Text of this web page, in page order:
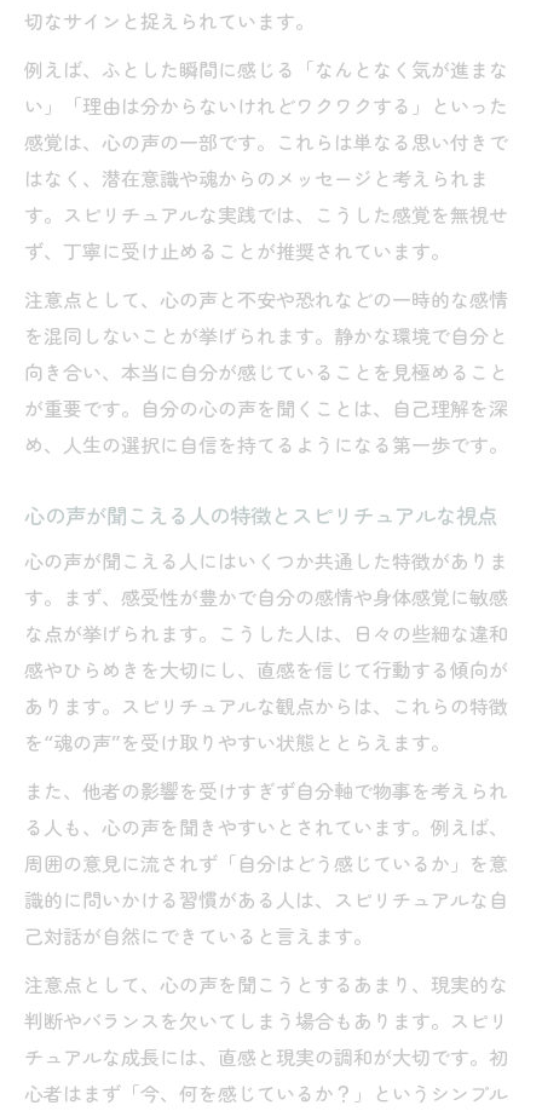
切なサインと捉えられています。
例えば、ふとした瞬間に感じる「なんとなく気が進まな
い」「理由は分からないけれどワクワクする」といった
感覚は、心の声の一部です。これらは単なる思い付きで
はなく、潜在意識や魂からのメッセージと考えられま
す。スピリチュアルな実践では、こうした感覚を無視せ
ず、丁寧に受け止めることが推奨されています。
注意点として、心の声と不安や恐れなどの一時的な感情
を混同しないことが挙げられます。静かな環境で自分と
向き合い、本当に自分が感じていることを見極めること
が重要です。自分の心の声を聞くことは、自己理解を深
め、人生の選択に自信を持てるようになる第一歩です。
心の声が聞こえる人の特徴とスピリチュアルな視点
心の声が聞こえる人にはいくつか共通した特徴がありま
す。まず、感受性が豊かで自分の感情や身体感覚に敏感
な点が挙げられます。こうした人は、日々の些細な違和
感やひらめきを大切にし、直感を信じて行動する傾向が
あります。スピリチュアルな観点からは、これらの特徴
を“魂の声”を受け取りやすい状態ととらえます。
また、他者の影響を受けすぎず自分軸で物事を考えられ
る人も、心の声を聞きやすいとされています。例えば、
周囲の意見に流されず「自分はどう感じているか」を意
識的に問いかける習慣がある人は、スピリチュアルな自
己対話が自然にできていると言えます。
注意点として、心の声を聞こうとするあまり、現実的な
判断やバランスを欠いてしまう場合もあります。スピリ
チュアルな成長には、直感と現実の調和が大切です。初
心者はまず「今、何を感じているか？」というシンプル